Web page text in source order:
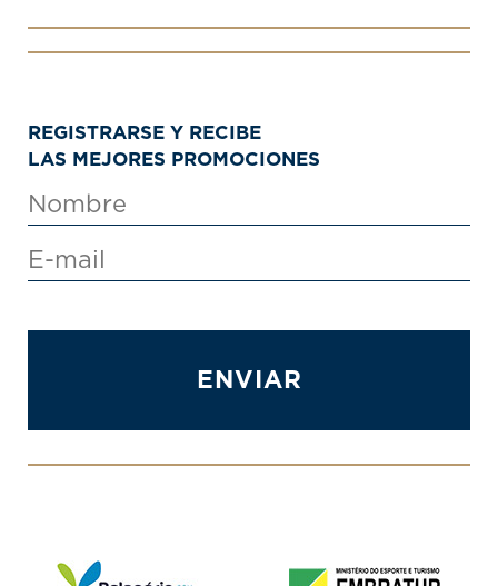
REGISTRARSE Y RECIBE
LAS MEJORES PROMOCIONES
ENVIAR